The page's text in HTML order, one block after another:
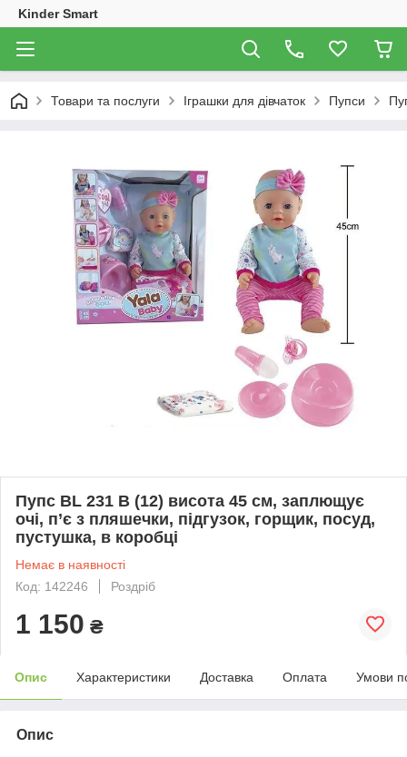
Kinder Smart
Товари та послуги Іграшки для дівчаток Пупси
Пупс BL 231 B (12) висота 45 см, заплющує
очі, п’є з пляшечки, підгузок, горщик, посуд,
пустушка, в коробці
Немає в наявності
Код: 142246
Роздріб
1 150 ₴
Опис Характеристики Доставка Оплата Умови
Опис